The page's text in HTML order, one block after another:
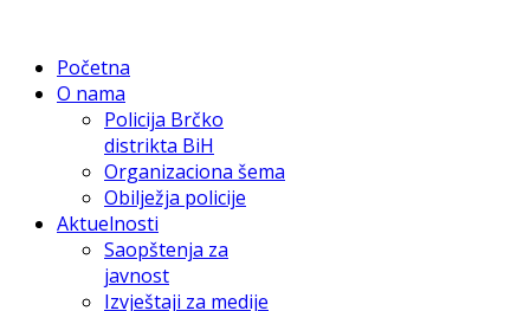
Početna
O nama
Policija Brčko
distrikta BiH
Organizaciona šema
Obilježja policije
Aktuelnosti
Saopštenja za
javnost
Izvještaji za medije